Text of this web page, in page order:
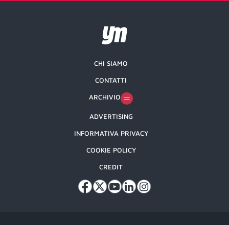
CHI SIAMO
CONTATTI
ARCHIVIO
ADVERTISING
INFORMATIVA PRIVACY
COOKIE POLICY
CREDIT